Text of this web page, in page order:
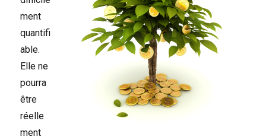
ment
quantifi
able.
Elle ne
pourra
être
réelle
ment